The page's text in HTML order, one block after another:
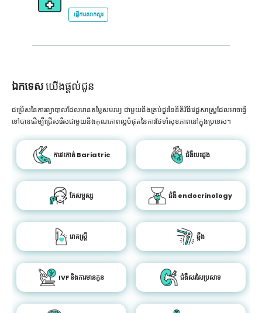
ផ្ញើការសាកសួរ
ឯកទេសយើងផ្តល់ជូន
ជម្រើសនៃការព្យាបាលដែលមានតម្លៃសមរម្យ ជាមួយនឹងគ្រប់ជួរនៃនីតិវិធីវេជ្ជសាស្រ្តដែលអាចធ្វើ
ទៅបានដើម្បីជ្រើសរើសជាមួយនឹងគុណភាពល្អបំផុតនៃការថែទាំសុខភាពនៅក្នុងប្រទេស។
ការវះកាត់ Bariatric ជំងឺបេះដូង
កែសម្ផស្ស ជំងឺ endocrinology
រោគស្ត្រី ឆ្អឹង
IVF និងការមានកូន ជំងឺសរសៃប្រសាទ